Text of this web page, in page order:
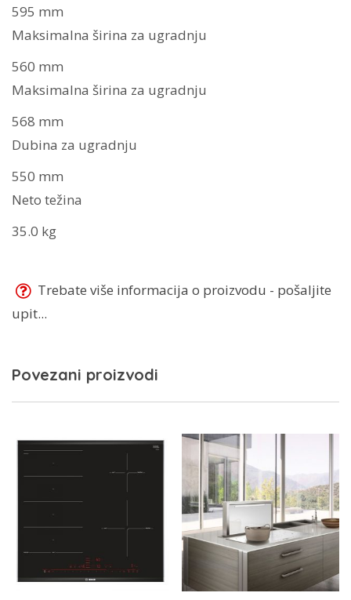
595 mm
Maksimalna širina za ugradnju
560 mm
Maksimalna širina za ugradnju
568 mm
Dubina za ugradnju
550 mm
Neto težina
35.0 kg
Trebate više informacija o proizvodu - pošaljite
upit...
Povezani proizvodi